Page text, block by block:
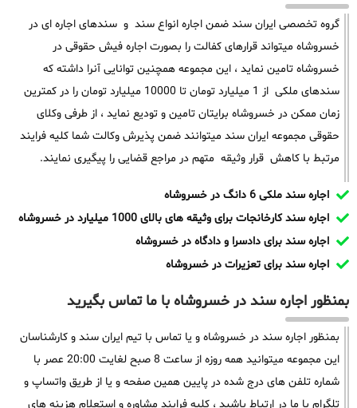
گروه تخصصی ایران سند ضمن اجاره انواع سند و سندهای اجاره ای در
خسروشاه میتواند قرارهای کفالت را بصورت اجاره فیش حقوقی در
خسروشاه تامین نماید ، این مجموعه همچنین توانایی آنرا داشته که
سندهای ملکی از 1 میلیارد تومان تا 10000 میلیارد تومان را در کمترین
زمان ممکن در خسروشاه برایتان تامین و تودیع نماید ، از طرفی وکلای
حقوقی مجموعه ایران سند میتوانند ضمن پذیرش وکالت شما کلیه فرایند
مرتبط با کاهش قرار وثیقه متهم در مراجع قضایی را پیگیری نمایند.
اجاره سند ملکی 6 دانگ در خسروشاه
اجاره سند کارخانجات برای وثیقه های بالای 1000 میلیارد در خسروشاه
اجاره سند برای دادسرا و دادگاه در خسروشاه
اجاره سند برای تعزیرات در خسروشاه
بمنظور اجاره سند در خسروشاه با ما تماس بگیرید
بمنظور اجاره سند در خسروشاه و یا تماس با تیم ایران سند و کارشناسان
این مجموعه میتوانید همه روزه از ساعت 8 صبح لغایت 20:00 عصر با
شماره تلفن های درج شده در پایین همین صفحه و یا از طریق واتساپ و
تلگرام با ما در ارتباط باشید ، کلیه فرایند مشاوره و استعلام هزینه های